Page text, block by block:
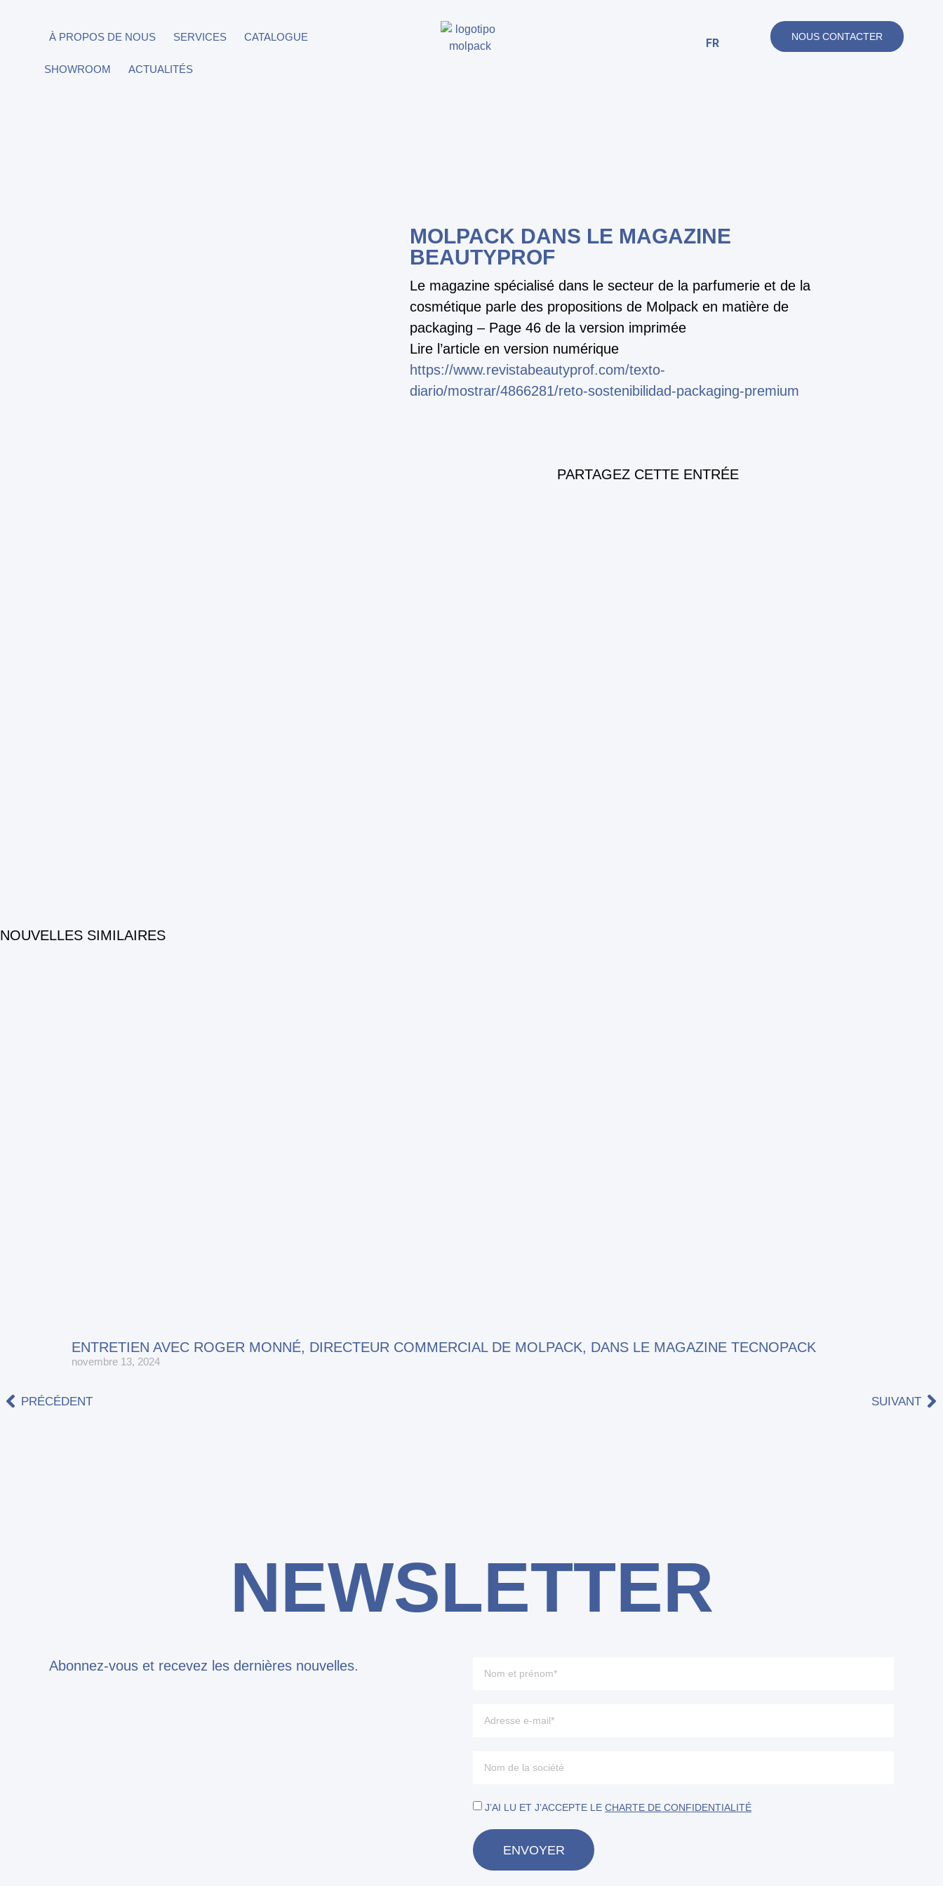
À PROPOS DE NOUS SERVICES CATALOGUE
SHOWROOM ACTUALITÉS
FR NOUS CONTACTER
MOLPACK DANS LE MAGAZINE
BEAUTYPROF
Le magazine spécialisé dans le secteur de la parfumerie et de la
cosmétique parle des propositions de Molpack en matière de
packaging – Page 46 de la version imprimée
Lire l’article en version numérique
https://www.revistabeautyprof.com/texto-
diario/mostrar/4866281/reto-sostenibilidad-packaging-premium
PARTAGEZ CETTE ENTRÉE
NOUVELLES SIMILAIRES
ENTRETIEN AVEC ROGER MONNÉ, DIRECTEUR COMMERCIAL DE MOLPACK, DANS LE MAGAZINE TECNOPACK
novembre 13, 2024
PRÉCÉDENT SUIVANT
NEWSLETTER
Abonnez-vous et recevez les dernières nouvelles.
J’AI LU ET J’ACCEPTE LECHARTE DE CONFIDENTIALITÉ
ENVOYER